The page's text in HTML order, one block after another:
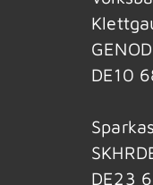
DE10
DE23